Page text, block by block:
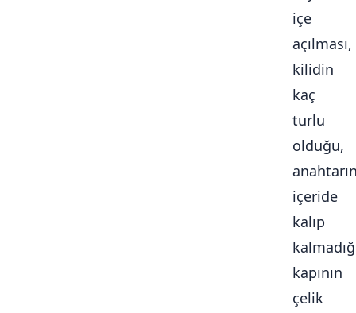
içe
açılması,
kilidin
kaç
turlu
olduğu,
içeride
kalıp
kapının
çelik